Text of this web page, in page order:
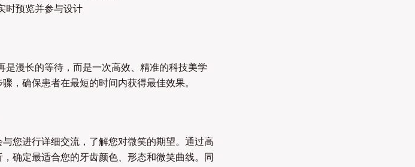
时预览并参与设计
漫长的等待，而是一次高效、精准的科技美学
，确保患者在最短的时间内获得最佳效果。
您进行详细交流，了解您对微笑的期望。通过高
确定最适合您的牙齿颜色、形态和微笑曲线。同